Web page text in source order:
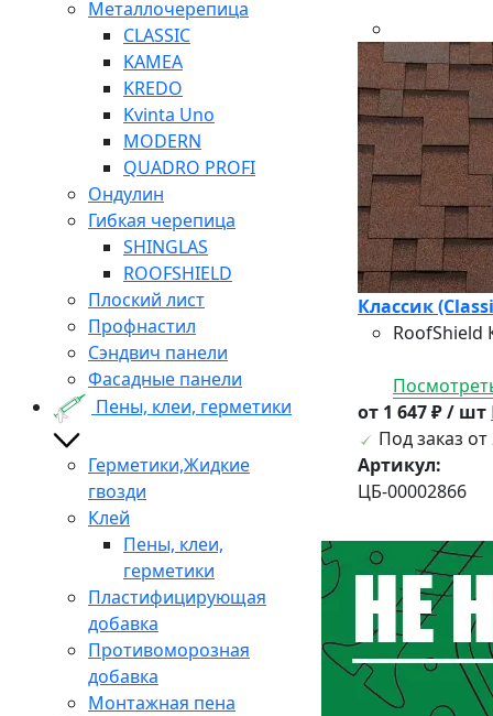
Металлочерепица
CLASSIC
KAMEA
KREDO
Kvinta Uno
MODERN
QUADRO PROFI
Ондулин
Гибкая черепица
SHINGLAS
ROOFSHIELD
Плоский лист
Профнастил
Сэндвич панели
Фасадные панели
Пены, клеи, герметики
Герметики,Жидкие
гвозди
Клей
Пены, клеи,
герметики
Пластифицирующая
добавка
Противоморозная
добавка
Монтажная пена
Классик
RoofShield
от 1 647 ₽ / шт
Под заказ от
Артикул:
ЦБ-00002866